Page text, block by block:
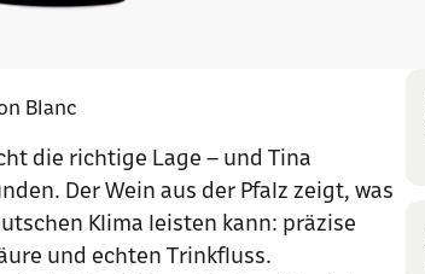
Blanc
die richtige Lage – und Tina
Der Wein aus der Pfalz zeigt, was
Klima leisten kann: präzise
und echten Trinkfluss.